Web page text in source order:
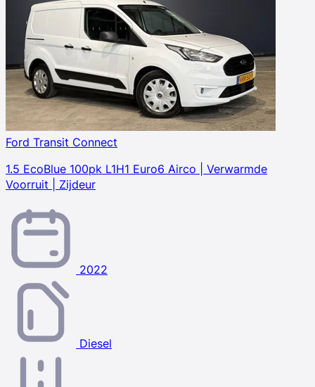
Ford Transit Connect
1.5 EcoBlue 100pk L1H1 Euro6 Airco | Verwarmde
Voorruit | Zijdeur
2022
Diesel